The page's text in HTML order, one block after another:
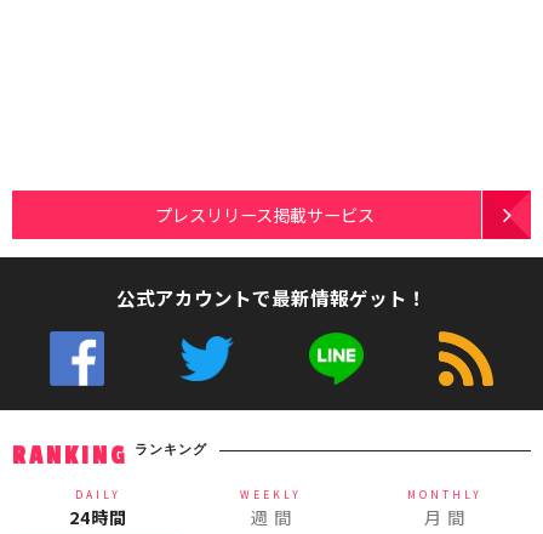
プレスリリース掲載サービス
公式アカウントで最新情報ゲット！
RANKING ランキング
DAILY
24時間
WEEKLY
週 間
MONTHLY
月 間